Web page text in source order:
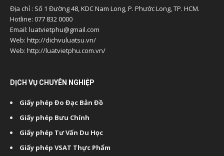
Địa chỉ : Số 1 Đường 48, KDC Nam Long, P. Phước Long, TP. HCM.
Hotline: 077 832 0000
Email: luatvietphu@gmail.com
Web: http://dichvuluatsu.vn/
Web: http://luatvietphu.com.vn/
DỊCH VỤ CHUYÊN NGHIỆP
Giấy phép Đo Đạc Bản Đồ
Giấy phép Bưu Chính
Giấy phép Tư Vấn Du Học
Giấy phép VSAT Thực Phẩm